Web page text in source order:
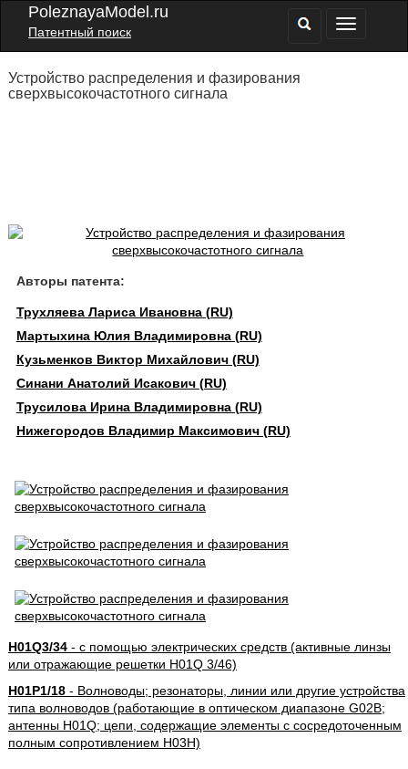
PoleznayaModel.ru
Патентный поиск
Устройство распределения и фазирования
сверхвысокочастотного сигнала
Авторы патента:
Трухляева Лариса Ивановна (RU)
Мартыхина Юлия Владимировна (RU)
Кузьменков Виктор Михайлович (RU)
Синани Анатолий Исакович (RU)
Трусилова Ирина Владимировна (RU)
Нижегородов Владимир Максимович (RU)
H01Q3/34- с помощью электрических средств (активные линзы
или отражающие решетки H01Q 3/46)
H01P1/18- Волноводы; резонаторы, линии или другие устройства
типа волноводов (работающие в оптическом диапазоне G02B;
антенны H01Q; цепи, содержащие элементы с сосредоточенным
полным сопротивлением H03H)